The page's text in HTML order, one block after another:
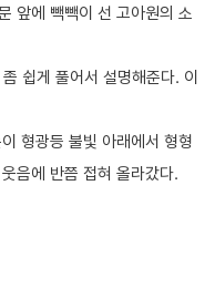
앞에 빽빽이 선 고아원의 소
쉽게 풀어서 설명해준다. 이
형광등 불빛 아래에서 형형
음에 반쯤 접혀 올라갔다.